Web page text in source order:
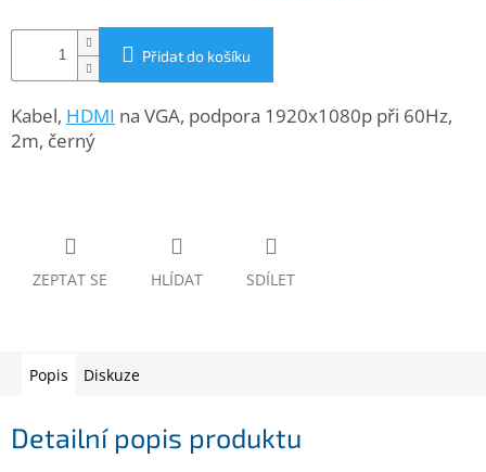
Gaming
Telefony
a
tablety
Dílna
Velké
Počítače
Přidat do košíku
Kabel, HDMI na VGA, podpora 1920x1080p při 60Hz,
2m, černý
ZEPTAT SE HLÍDAT SDÍLET
Popis Diskuze
Detailní popis produktu